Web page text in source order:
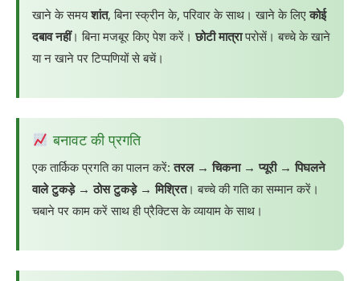
खाने के समयशांत, बिना स्क्रीन के, परिवार के साथ। खाने के लिएकोई
दबाव नहीं। बिना मजबूर किए पेश करें।छोटी मात्रापरोसें। बच्चे के खाने
या न खाने पर टिप्पणियों से बचें।
बनावट की प्रगति
एक तार्किक प्रगति का पालन करें:तरल → चिकना → प्यूरी → पिघलने
वाले टुकड़े → ठोस टुकड़े → मिश्रित। बच्चे की गति का सम्मान करें।
चबाने पर काम करें साथ ही प्रैक्टिस के व्यायाम के साथ।